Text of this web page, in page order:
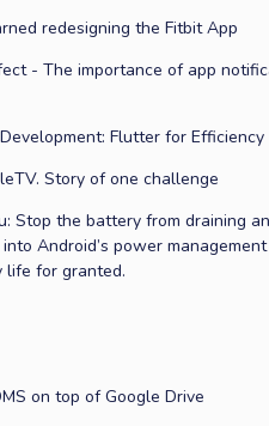
redesigning the Fitbit App
- The importance of app
Flutter for Efficiency
Story of one challenge
Stop the battery from draining
Android’s power
life for granted.
on top of Google Drive